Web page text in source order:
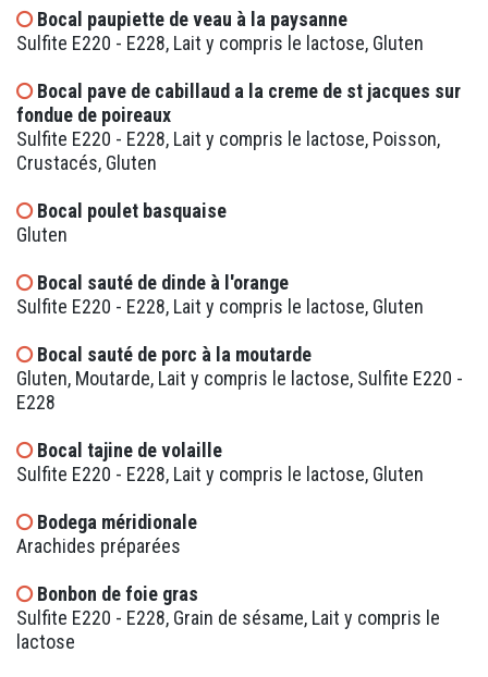
Bocal paupiette de veau à la paysanne
Sulfite E220 - E228, Lait y compris le lactose, Gluten
Bocal pave de cabillaud a la creme de st jacques sur
fondue de poireaux
Sulfite E220 - E228, Lait y compris le lactose, Poisson,
Crustacés, Gluten
Bocal poulet basquaise
Gluten
Bocal sauté de dinde à l'orange
Sulfite E220 - E228, Lait y compris le lactose, Gluten
Bocal sauté de porc à la moutarde
Gluten, Moutarde, Lait y compris le lactose, Sulfite E220 -
E228
Bocal tajine de volaille
Sulfite E220 - E228, Lait y compris le lactose, Gluten
Bodega méridionale
Arachides préparées
Bonbon de foie gras
Sulfite E220 - E228, Grain de sésame, Lait y compris le
lactose